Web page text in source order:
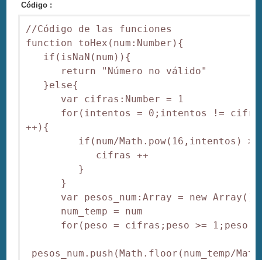
Código :
//Código de las funciones
function toHex(num:Number){
if(isNaN(num)){
return "Número no válido"
}else{
var cifras:Number = 1
for(intentos = 0;intentos !=
++){
if(num/Math.pow(16,intentos) >=
cifras ++
}
}
var pesos_num:Array = new Array()
num_temp = num
for(peso = cifras;peso >= 1;peso
pesos_num.push(Math.floor(num_temp/